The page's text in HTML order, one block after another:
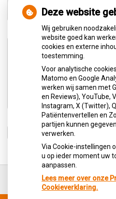
Aangesloten bij:
de
Deze website
Wij gebruiken
website goed kan
cookies en externe
toestemming.
Voor analytische
Matomo en Google
werken wij samen met
en Reviews), YouTube,
Instagram, X (Twitter),
Patiëntenvertellen en
partijen kunnen
verwerken.
Via Cookie-instellingen
u op ieder moment uw
aanpassen.
Lees meer over onze
Cookieverklaring.